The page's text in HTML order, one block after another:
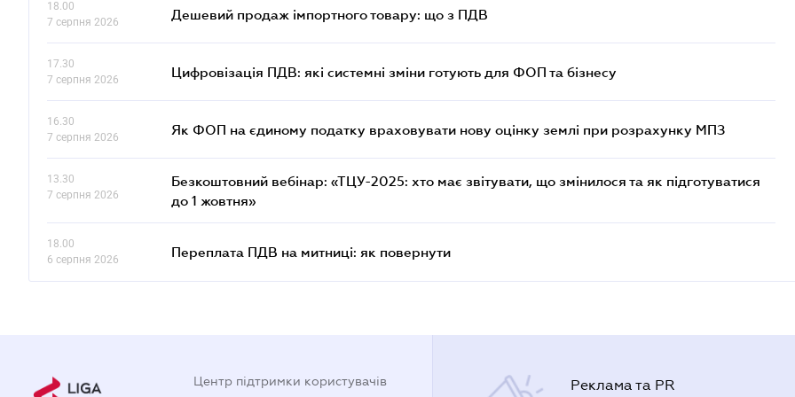
18.00
7 серпня 2026
Дешевий продаж імпортного товару: що з ПДВ
17.30
7 серпня 2026
Цифровізація ПДВ: які системні зміни готують для ФОП та бізнесу
16.30
7 серпня 2026
Як ФОП на єдиному податку враховувати нову оцінку землі при розрахунку МПЗ
13.30
7 серпня 2026
Безкоштовний вебінар: «ТЦУ-2025: хто має звітувати, що змінилося та як підготуватися
до 1 жовтня»
18.00
6 серпня 2026
Переплата ПДВ на митниці: як повернути
Центр підтримки користувачів Реклама та PR